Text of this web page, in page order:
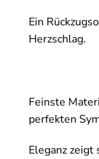
Ein
Herzschlag.
Feinste
perfekten
Eleganz